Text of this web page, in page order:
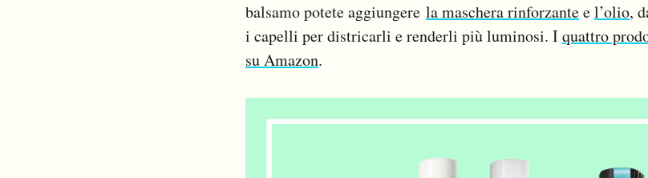
balsamo potete aggiungere la maschera rinforzanteel’olio,
i capelli per districarli e renderli più luminosi. Iquattro
su Amazon.